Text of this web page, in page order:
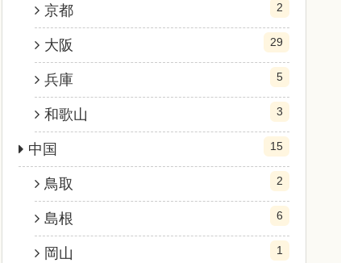
京都 2
大阪 29
兵庫 5
和歌山 3
中国 15
鳥取 2
島根 6
岡山 1